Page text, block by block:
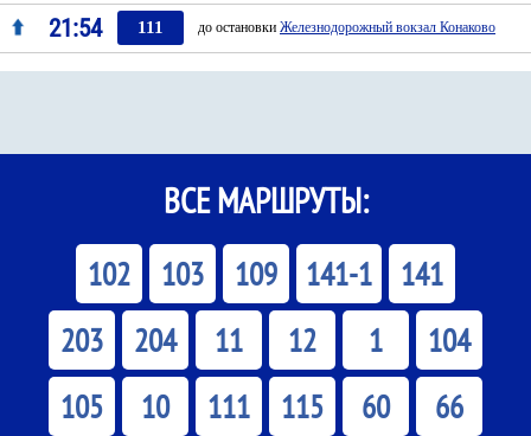
21:54 111 до остановки Железнодорожный вокзал Конаково
ВСЕ МАРШРУТЫ:
102 103 109 141-1
141
203
204 11 12 1
104
105
10 111 115 60 66